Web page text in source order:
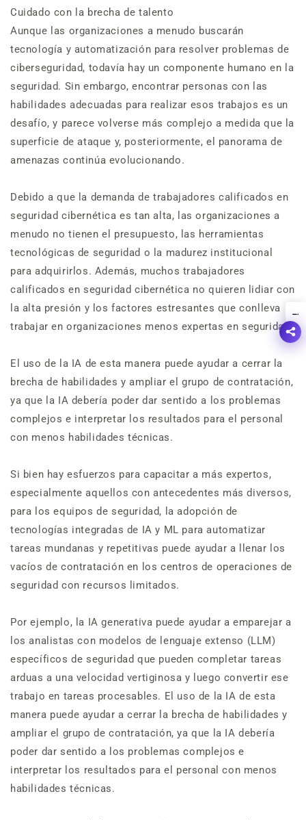
Cuidado con la brecha de talento
Aunque las organizaciones a menudo buscarán
tecnología y automatización para resolver problemas de
ciberseguridad, todavía hay un componente humano en la
seguridad. Sin embargo, encontrar personas con las
habilidades adecuadas para realizar esos trabajos es un
desafío, y parece volverse más complejo a medida que la
superficie de ataque y, posteriormente, el panorama de
amenazas continúa evolucionando.
Debido a que la demanda de trabajadores calificados en
seguridad cibernética es tan alta, las organizaciones a
menudo no tienen el presupuesto, las herramientas
tecnológicas de seguridad o la madurez institucional
para adquirirlos. Además, muchos trabajadores
calificados en seguridad cibernética no quieren lidiar con
la alta presión y los factores estresantes que conlleva
trabajar en organizaciones menos expertas en seguridad.
El uso de la IA de esta manera puede ayudar a cerrar la
brecha de habilidades y ampliar el grupo de contratación,
ya que la IA debería poder dar sentido a los problemas
complejos e interpretar los resultados para el personal
con menos habilidades técnicas.
Si bien hay esfuerzos para capacitar a más expertos,
especialmente aquellos con antecedentes más diversos,
para los equipos de seguridad, la adopción de
tecnologías integradas de IA y ML para automatizar
tareas mundanas y repetitivas puede ayudar a llenar los
vacíos de contratación en los centros de operaciones de
seguridad con recursos limitados.
Por ejemplo, la IA generativa puede ayudar a emparejar a
los analistas con modelos de lenguaje extenso (LLM)
específicos de seguridad que pueden completar tareas
arduas a una velocidad vertiginosa y luego convertir ese
trabajo en tareas procesables. El uso de la IA de esta
manera puede ayudar a cerrar la brecha de habilidades y
ampliar el grupo de contratación, ya que la IA debería
poder dar sentido a los problemas complejos e
interpretar los resultados para el personal con menos
habilidades técnicas.
!